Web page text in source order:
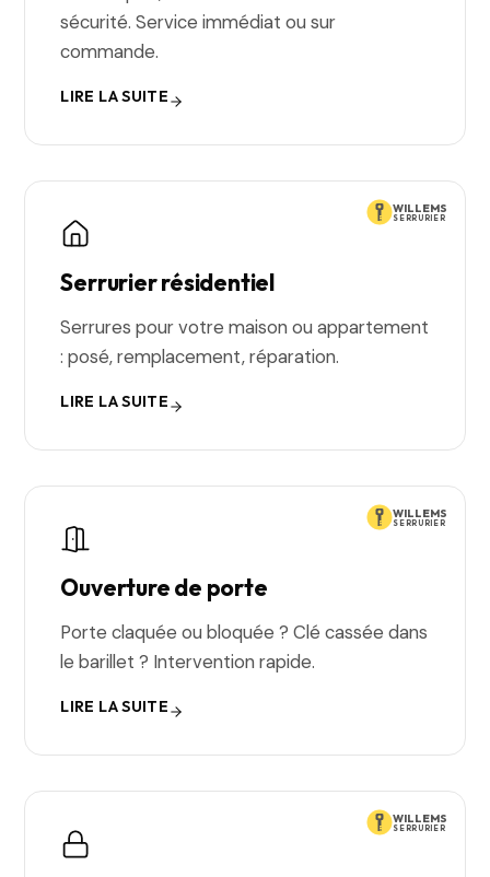
sécurité. Service immédiat ou sur
commande.
LIRE LA SUITE
WILLEMS
SERRURIER
Serrurier résidentiel
Serrures pour votre maison ou appartement
: posé, remplacement, réparation.
LIRE LA SUITE
WILLEMS
SERRURIER
Ouverture de porte
Porte claquée ou bloquée ? Clé cassée dans
le barillet ? Intervention rapide.
LIRE LA SUITE
WILLEMS
SERRURIER